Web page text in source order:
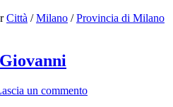
Città / Milano / Provincia di Milano
un commento